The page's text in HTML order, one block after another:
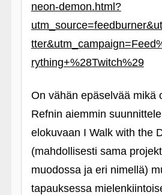
neon-demon.html?
rything+%28Twitch%29
On vähän epäselvää mikä
Refnin aiemmin
elokuvaan I Walk with the
(mahdollisesti sama
muodossa ja eri nimellä)
tapauksessa